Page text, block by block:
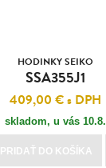
HODINKY SEIKO
SSA355J1
409,00 €s DPH
skladom, u vás 10.8.
PRIDAŤ DO KOŠÍKA